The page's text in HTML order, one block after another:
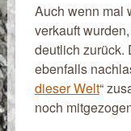
Auch wenn mal
verkauft
deutlich zurück.
ebenfalls
dieser Welt“
noch